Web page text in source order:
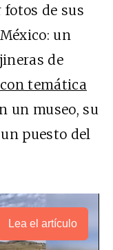
de sus
un
de
temática
un museo, su
puesto del
Lea el artículo